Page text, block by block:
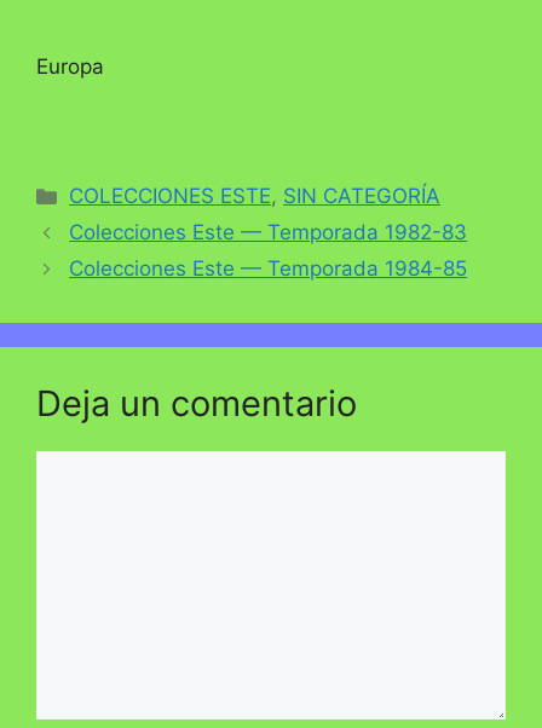
Europa
Categorías
COLECCIONES ESTE, SIN CATEGORÍA
Colecciones Este — Temporada 1982-83
Colecciones Este — Temporada 1984-85
Deja un comentario